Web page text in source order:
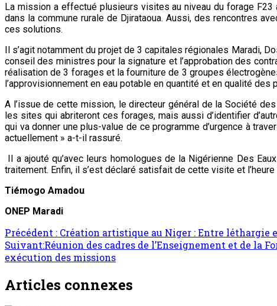
La mission a effectué plusieurs visites au niveau du forage
dans la commune rurale de Djirataoua. Aussi, des rencontres
ces solutions.
Il s’agit notamment du projet de 3 capitales régionales Maradi,
conseil des ministres pour la signature et l’approbation des
réalisation de 3 forages et la fourniture de 3 groupes
l’approvisionnement en eau potable en quantité et en qualité des
A l’issue de cette mission, le directeur général de la Société
les sites qui abriteront ces forages, mais aussi d’identifier
qui va donner une plus-value de ce programme d’urgence à
actuellement » a-t-il rassuré.
Il a ajouté qu’avec leurs homologues de la Nigérienne Des
traitement. Enfin, il s’est déclaré satisfait de cette visite et
Tiémogo Amadou
ONEP Maradi
Précédent : Création artistique au Niger : Entre léthargie
Suivant:Réunion des cadres de l’Enseignement et de la
exécution des missions
Articles connexes